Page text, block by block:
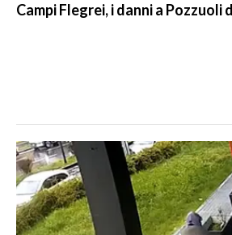
Campi Flegrei, i danni a Pozzuoli